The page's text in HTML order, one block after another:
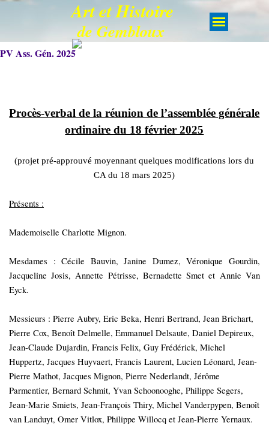
Art et Histoire
de Gembloux
PV Ass. Gén. 2025
Procès-verbal de la réunion de l’assemblée générale
ordinaire du 18 février 2025
(projet pré-approuvé moyennant quelques modifications lors du
CA du 18 mars 2025)
Présents :
Mademoiselle Charlotte Mignon.
Mesdames :Cécile Bauvin, Janine Dumez, Véronique Gourdin,
Jacqueline Josis, Annette Pétrisse, Bernadette Smet et Annie Van
Eyck.
Messieurs : Pierre Aubry, Eric Beka, Henri Bertrand, Jean Brichart,
Pierre Cox, Benoît Delmelle, Emmanuel Delsaute, Daniel Depireux,
Jean-Claude Dujardin, Francis Felix, Guy Frédérick, Michel
Huppertz, Jacques Huyvaert, Francis Laurent, Lucien Léonard, Jean-
Pierre Mathot, Jacques Mignon, Pierre Nederlandt, Jérôme
Parmentier, Bernard Schmit, Yvan Schoonooghe, Philippe Segers,
Jean-Marie Smiets, Jean-François Thiry, Michel Vanderpypen, Benoît
van Landuyt, Omer Vitlox, Philippe Willocq et Jean-Pierre Yernaux.